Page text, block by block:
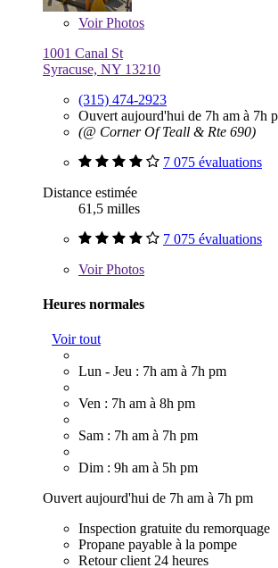
VoirPhotos
1001 Canal St
Syracuse, NY 13210
(315) 474-2923
Ouvert aujourd'hui de 7h am à 7h
(@ Corner Of Teall & Rte 690)
7 075 évaluations
Distance estimée
61,5 milles
7 075 évaluations
VoirPhotos
Heures normales
Voir tout
Lun - Jeu : 7h am à 7h pm
Ven : 7h am à 8h pm
Sam : 7h am à 7h pm
Dim : 9h am à 5h pm
Ouvert aujourd'hui de 7h am à 7h pm
Inspection gratuite du remorquage
Propane payable à la pompe
Retour client 24 heures